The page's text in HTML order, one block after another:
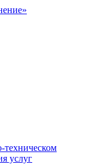
техническом
услуг